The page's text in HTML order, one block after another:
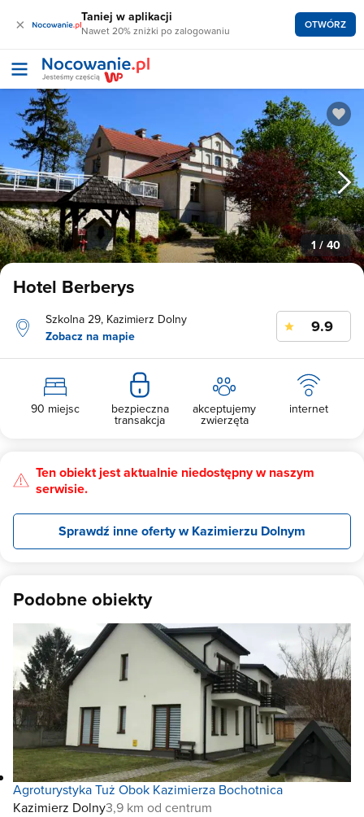
× Taniej w aplikacji
Nawet 20% zniżki po zalogowaniu OTWÓRZ
1/ 40
Hotel Berberys
Szkolna 29, Kazimierz Dolny
Zobacz na mapie
9.9
90 miejsc bezpieczna
transakcja
akceptujemy
zwierzęta
internet
Ten obiekt jest aktualnie niedostępny w naszym
serwisie.
Sprawdź inne oferty w Kazimierzu Dolnym
Podobne obiekty
Agroturystyka Tuż Obok Kazimierza Bochotnica
Kazimierz Dolny3,9 km od centrum